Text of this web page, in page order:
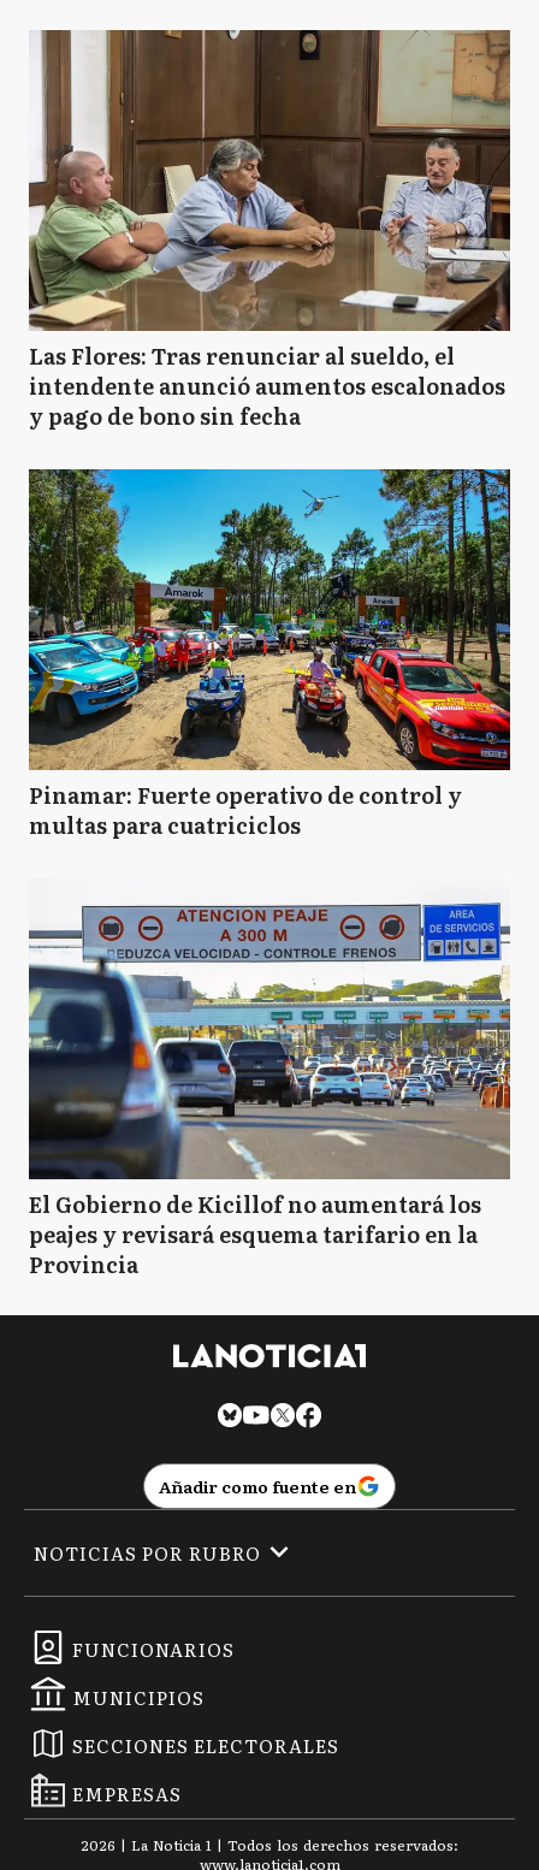
Las Flores: Tras renunciar al sueldo, el
intendente anunció aumentos escalonados
y pago de bono sin fecha
Pinamar: Fuerte operativo de control y
multas para cuatriciclos
El Gobierno de Kicillof no aumentará los
peajes y revisará esquema tarifario en la
Provincia
Añadir como fuente en
FUNCIONARIOS
MUNICIPIOS
SECCIONES ELECTORALES
EMPRESAS
NOTICIAS POR RUBRO
2026 | La Noticia 1 | Todos los derechos reservados:
www.lanoticia1.com